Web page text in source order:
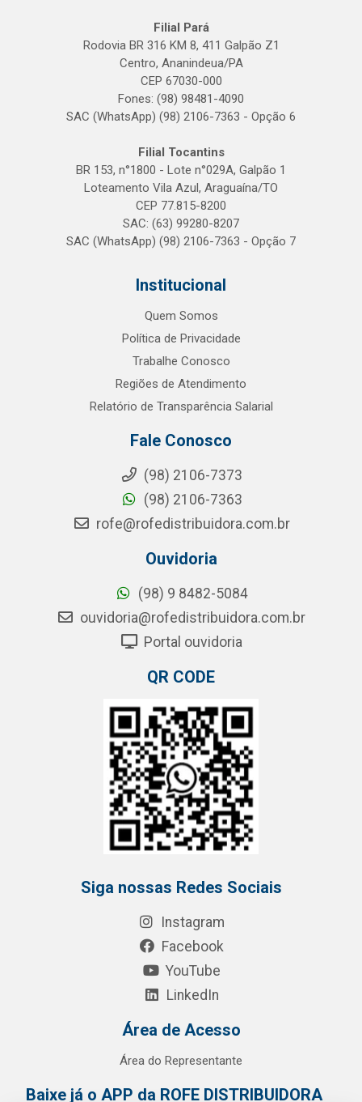
Filial Pará
Rodovia BR 316 KM 8, 411 Galpão Z1
Centro, Ananindeua/PA
CEP 67030-000
Fones: (98) 98481-4090
SAC (WhatsApp) (98) 2106-7363 - Opção 6
Filial Tocantins
BR 153, n°1800 - Lote n°029A, Galpão 1
Loteamento Vila Azul, Araguaína/TO
CEP 77.815-8200
SAC: (63) 99280-8207
SAC (WhatsApp) (98) 2106-7363 - Opção 7
Institucional
Quem Somos
Política de Privacidade
Trabalhe Conosco
Regiões de Atendimento
Relatório de Transparência Salarial
Fale Conosco
(98) 2106-7373
(98) 2106-7363
rofe@rofedistribuidora.com.br
Ouvidoria
(98) 9 8482-5084
ouvidoria@rofedistribuidora.com.br
Portal ouvidoria
QR CODE
Siga nossas Redes Sociais
Instagram
Facebook
YouTube
LinkedIn
Área de Acesso
Área do Representante
Baixe já o APP da ROFE DISTRIBUIDORA